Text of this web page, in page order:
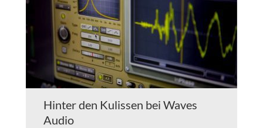
Hinter den Kulissen bei Waves
Audio